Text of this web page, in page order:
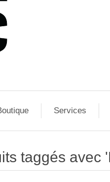
Services
taggés avec